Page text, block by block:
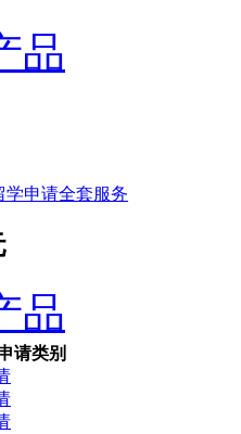
品
学申请全套服务
品
请类别